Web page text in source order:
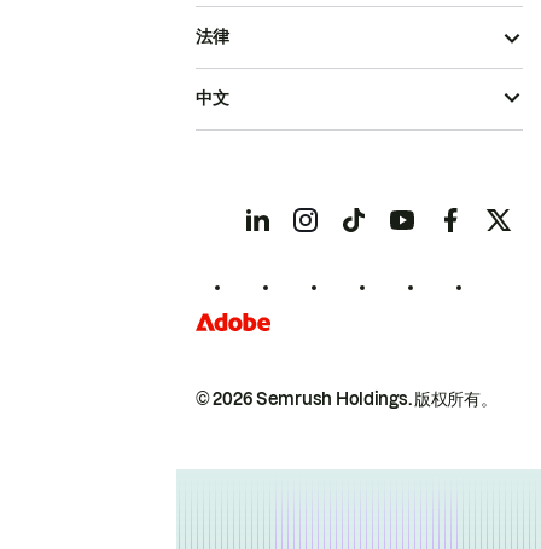
© 2026 Semrush Holdings.版权所有。
法律
中文